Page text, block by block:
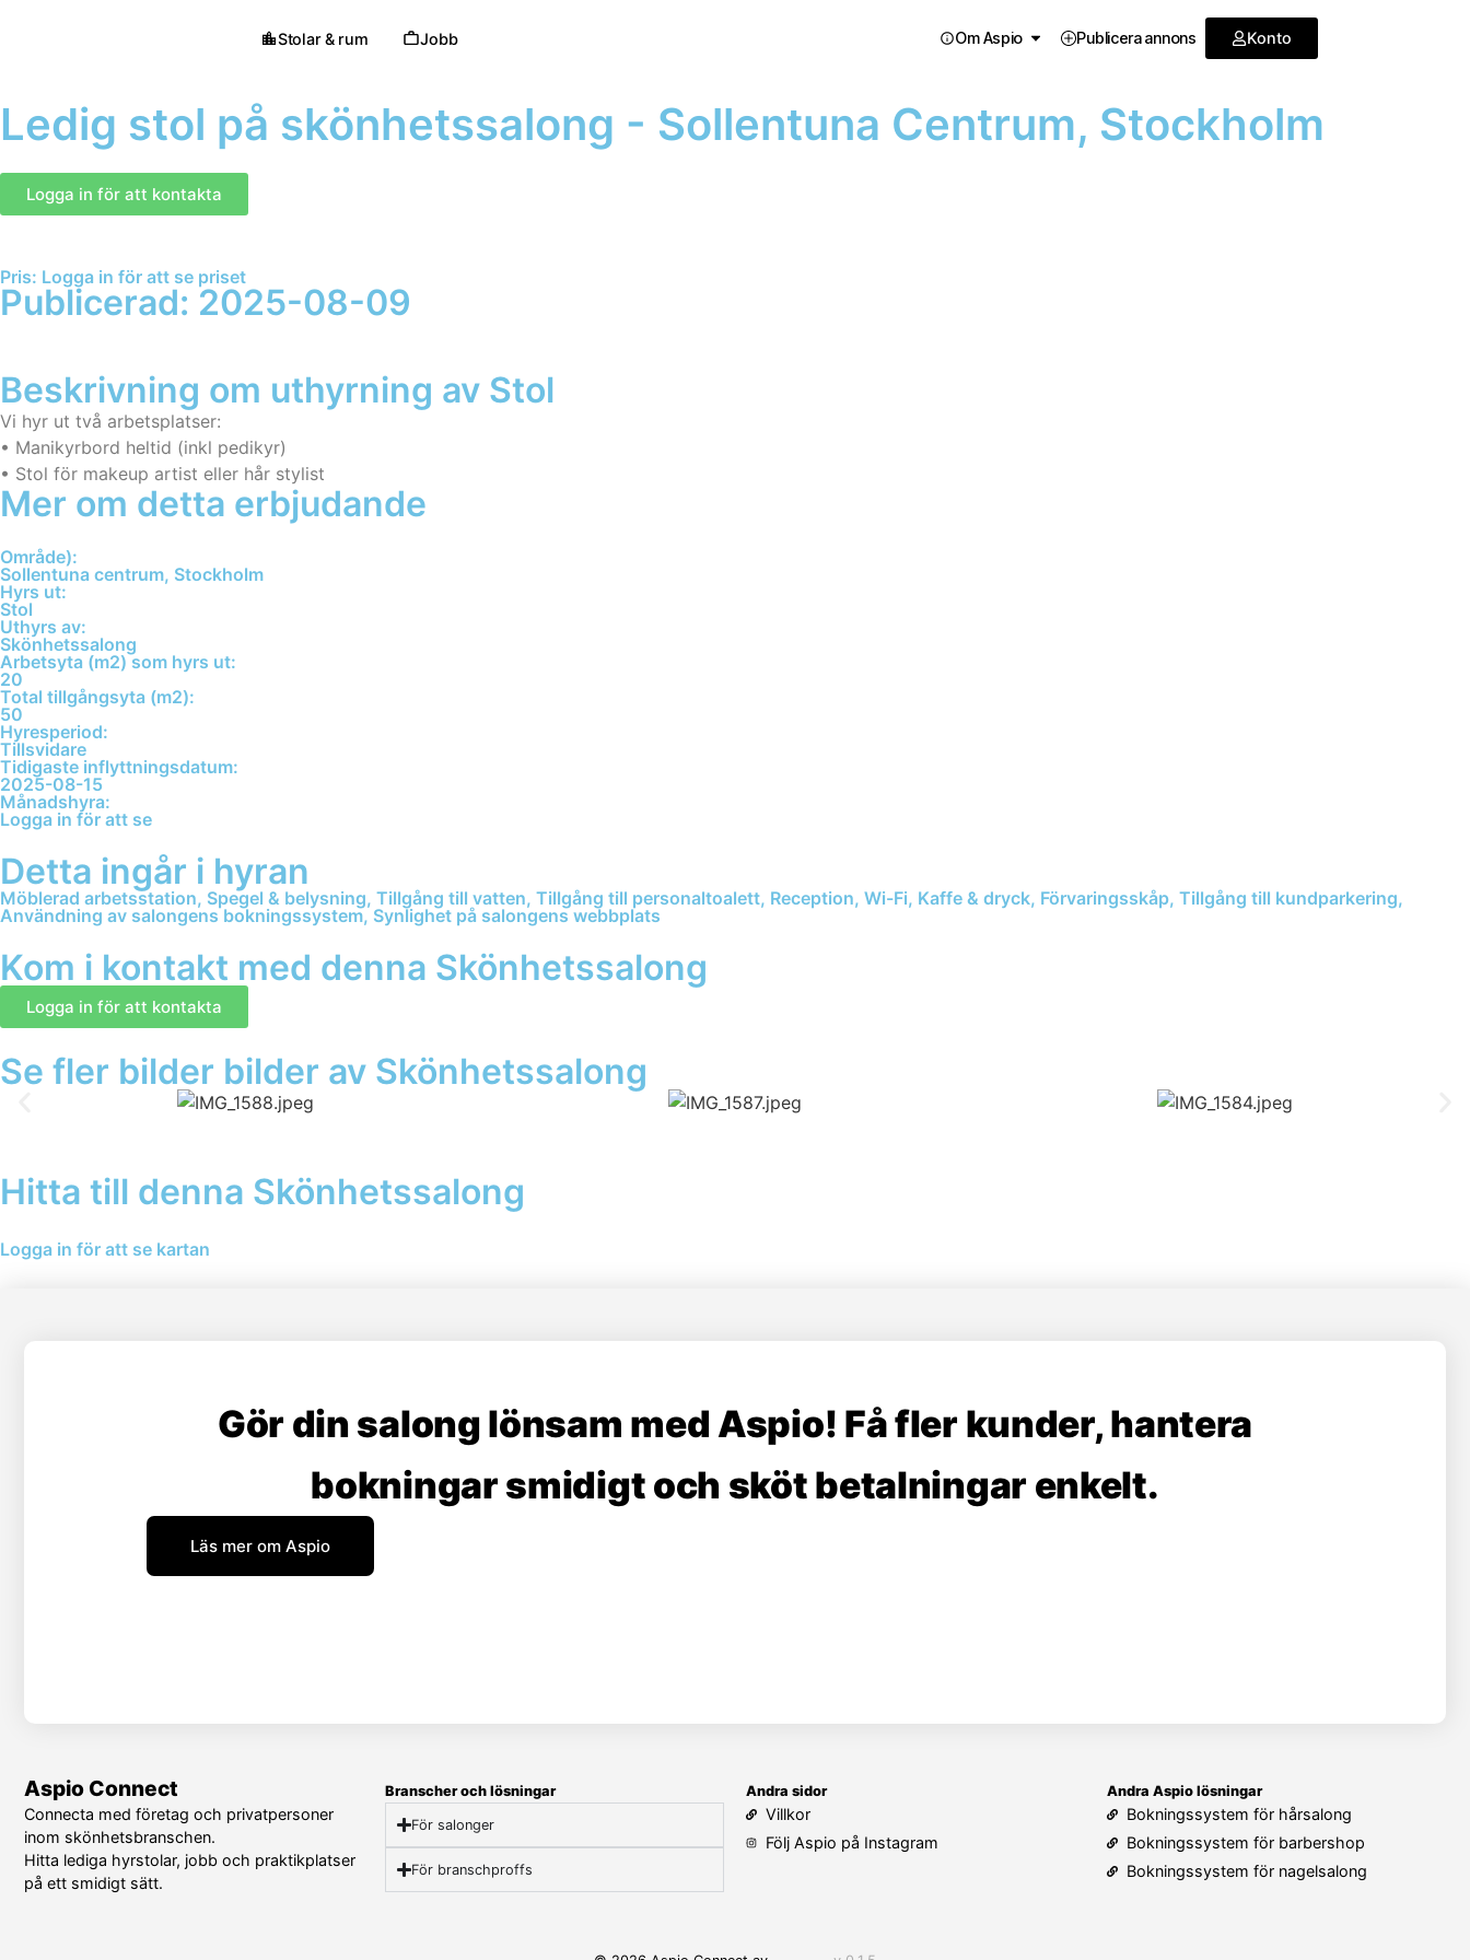
Stolar & rum Jobb Om Aspio Publicera annons Konto
Ledig stol på skönhetssalong - Sollentuna Centrum, Stockholm
Logga in för att kontakta
Pris: Logga in för att se priset
Publicerad: 2025-08-09
Beskrivning om uthyrning av Stol
Vi hyr ut två arbetsplatser:
• Manikyrbord heltid (inkl pedikyr)
• Stol för makeup artist eller hår stylist
Mer om detta erbjudande
Område):
Sollentuna centrum, Stockholm
Hyrs ut:
Stol
Uthyrs av:
Skönhetssalong
Arbetsyta (m2) som hyrs ut:
20
Total tillgångsyta (m2):
50
Hyresperiod:
Tillsvidare
Tidigaste inflyttningsdatum:
2025-08-15
Månadshyra:
Logga in för att se
Detta ingår i hyran
Möblerad arbetsstation, Spegel & belysning, Tillgång till vatten, Tillgång till personaltoalett, Reception, Wi-Fi, Kaffe & dryck, Förvaringsskåp, Tillgång till kundparkering,
Användning av salongens bokningssystem, Synlighet på salongens webbplats
Kom i kontakt med denna Skönhetssalong
Logga in för att kontakta
Se fler bilder bilder av Skönhetssalong
Hitta till denna Skönhetssalong
Logga in för att se kartan
Gör din salong lönsam med Aspio! Få fler kunder, hantera
bokningar smidigt och sköt betalningar enkelt.
Läs mer om Aspio
Aspio Connect
Connecta med företag och privatpersoner
inom skönhetsbranschen.
Hitta lediga hyrstolar, jobb och praktikplatser
på ett smidigt sätt.
Branscher och lösningar
För salonger
För branschproffs
Andra sidor
Villkor
Följ Aspio på Instagram
Andra Aspio lösningar
Bokningssystem för hårsalong
Bokningssystem för barbershop
Bokningssystem för nagelsalong